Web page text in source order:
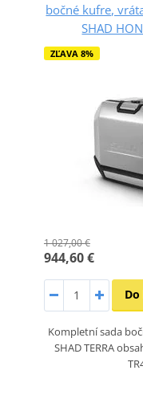
bočné kufre,
SHAD
ZĽAVA 8%
1 027,00 €
944,60 €
Kompletní sada
SHAD TERRA